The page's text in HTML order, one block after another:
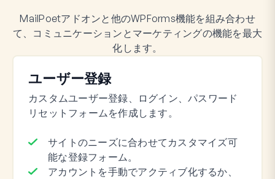
MailPoetアドオンと他のWPForms機能を組み合わせ
て、コミュニケーションとマーケティングの機能を最大
化します。
ユーザー登録
カスタムユーザー登録、ログイン、パスワード
リセットフォームを作成します。
サイトのニーズに合わせてカスタマイズ可
能な登録フォーム。
アカウントを手動でアクティブ化するか、